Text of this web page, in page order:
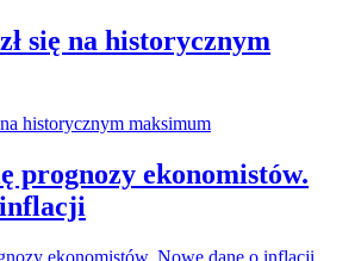
się na historycznym
prognozy ekonomistów.
inflacji